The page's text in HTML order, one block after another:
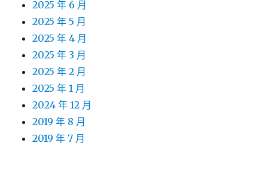
2025 年 6 月
2025 年 5 月
2025 年 4 月
2025 年 3 月
2025 年 2 月
2025 年 1 月
2024 年 12 月
2019 年 8 月
2019 年 7 月